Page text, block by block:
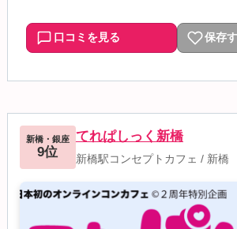
口コミを見る 保存
新橋・銀座
9位
てれぱしっく新橋
新橋駅コンセプトカフェ / 新橋